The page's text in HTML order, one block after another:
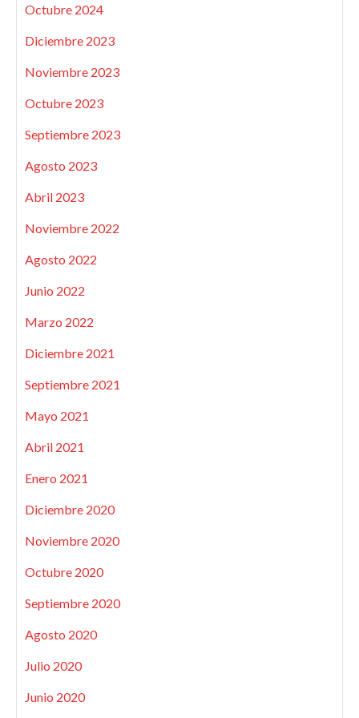
Octubre 2024
Diciembre 2023
Noviembre 2023
Octubre 2023
Septiembre 2023
Agosto 2023
Abril 2023
Noviembre 2022
Agosto 2022
Junio 2022
Marzo 2022
Diciembre 2021
Septiembre 2021
Mayo 2021
Abril 2021
Enero 2021
Diciembre 2020
Noviembre 2020
Octubre 2020
Septiembre 2020
Agosto 2020
Julio 2020
Junio 2020